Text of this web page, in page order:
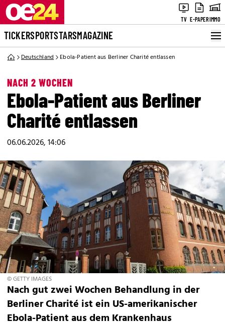
TV E-PAPERIMMO
TICKERSPORTSTARSMAGAZINE
Deutschland Ebola-Patient aus Berliner Charité entlassen
NACH 2 WOCHEN
Ebola-Patient aus Berliner
Charité entlassen
06.06.2026, 14:06
© GETTY IMAGES
Nach gut zwei Wochen Behandlung in der
Berliner Charité ist ein US-amerikanischer
Ebola-Patient aus dem Krankenhaus